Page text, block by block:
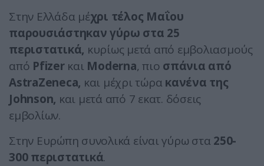
Στην Ελλάδα μέχρι τέλος Μαΐου
παρουσιάστηκαν γύρω στα 25
περιστατικά, κυρίως μετά από εμβολιασμούς
από Pfizer και Moderna, πιο σπάνια από
AstraZeneca, και μέχρι τώρα κανένα της
Johnson, και μετά από 7 εκατ. δόσεις
εμβολίων.
Στην Ευρώπη συνολικά είναι γύρω στα 250-
300 περιστατικά.